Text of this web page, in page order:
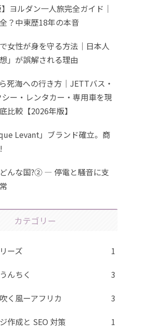
】ヨルダン一人旅完全ガイド｜
？中東歴18年の本音
女性が身を守る方法｜日本人
」が誤解される理由
死海への行き方｜JETTバス・
ー・レンタカー・専用車を現
比較【2026年版】
Levant」ブランド確立。商
んな国?② ― 停電と騒音に支
カテゴリー
ーズ
1
んちく
3
く風ーアフリカ
3
作成と SEO 対策
1